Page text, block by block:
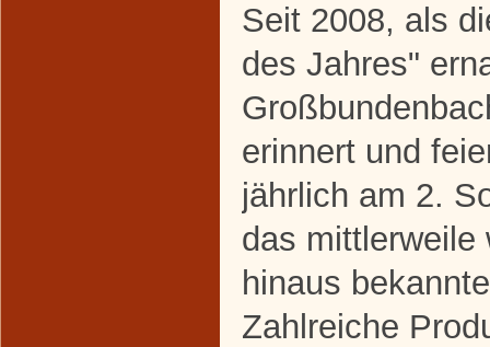
Seit 2008, als
des Jahres"
erinnert und
jährlich am 2.
das mittlerweile
hinaus
Zahlreiche